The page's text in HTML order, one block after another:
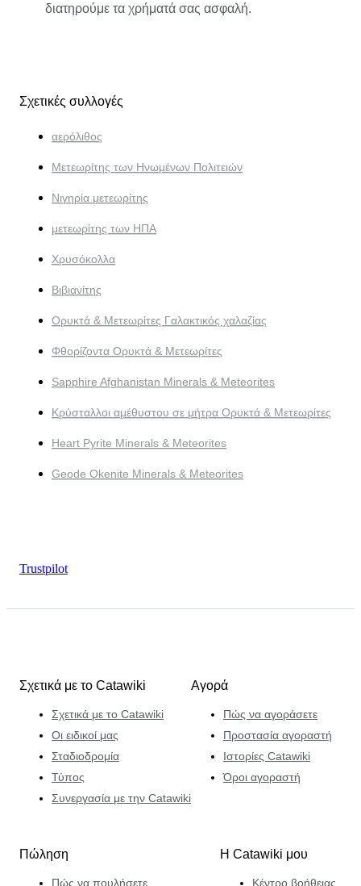
διατηρούμε τα χρήματά σας ασφαλή.
Σχετικές συλλογές
αερόλιθος
Μετεωρίτης των Ηνωμένων Πολιτειών
Νιγηρία μετεωρίτης
μετεωρίτης των ΗΠΑ
Χρυσόκολλα
Βιβιανίτης
Ορυκτά & Μετεωρίτες Γαλακτικός χαλαζίας
Φθορίζοντα Ορυκτά & Μετεωρίτες
Sapphire Afghanistan Minerals & Meteorites
Κρύσταλλοι αμέθυστου σε μήτρα Ορυκτά & Μετεωρίτες
Heart Pyrite Minerals & Meteorites
Geode Okenite Minerals & Meteorites
Trustpilot
Σχετικά με το Catawiki
Σχετικά με το Catawiki
Οι ειδικοί μας
Σταδιοδρομία
Τύπος
Συνεργασία με την Catawiki
Αγορά
Πώς να αγοράσετε
Προστασία αγοραστή
Ιστορίες Catawiki
Όροι αγοραστή
Πώληση
Πώς να πουλήσετε
Η Catawiki μου
Κέντρο βοήθειας